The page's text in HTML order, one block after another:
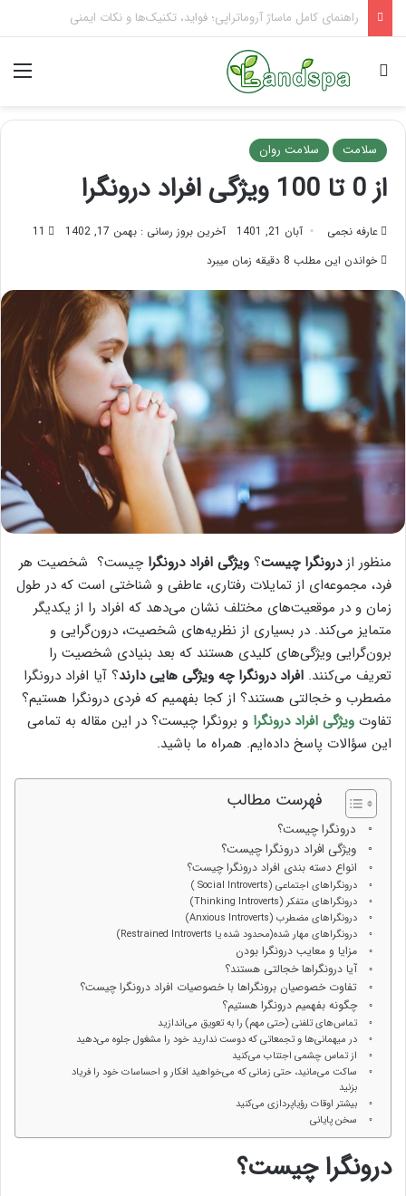
تاثیر ماساژ بر افسردگی؛ با ماساژ درمانی افسردگی را درمان کنید!
جستجو برای
سلامت سلامت روان
از 0 تا 100 ویژگی افراد درونگرا
عارفه نجمی آبان 21, 1401 آخرین بروز رسانی : بهمن 17, 1402
11
خواندن این مطلب 8 دقیقه زمان میبرد
منظور ازدرونگرا چیست؟ ویژگی افراد درونگرا چیست؟ شخصیت هر
فرد، مجموعه‌ای از تمایلات رفتاری، عاطفی و شناختی است که در طول
زمان و در موقعیت‌های مختلف نشان می‌دهد که افراد را از یکدیگر
متمایز می‌کند. در بسیاری از نظریه‌های شخصیت، درون‌گرایی و
برون‌گرایی ویژگی‌های کلیدی هستند که بعد بنیادی شخصیت را
تعریف می‌کنند. افراد درونگرا چه ویژگی هایی دارند؟ آیا افراد درونگرا
مضطرب و خجالتی هستند؟ از کجا بفهمیم که فردی درونگرا هستیم؟
تفاوت ویژگی افراد درونگرا و برونگرا چیست؟ در این مقاله به تمامی
این سؤالات پاسخ داده‌ایم. همراه ما باشید.
فهرست مطالب
درونگرا چیست؟
ویژگی افراد درونگرا چیست؟
انواع دسته بندی افراد درونگرا چیست؟
درونگراهای اجتماعی (Social Introverts )
درونگراهای متفکر (Thinking Introverts)
درونگراهای مضطرب (Anxious Introverts)
درونگراهای مهار شده(محدود شده یا Restrained Introverts)
مزایا و معایب درونگرا بودن
آیا درونگراها خجالتی هستند؟
تفاوت خصوصیان برونگراها با خصوصیات افراد درونگرا چیست؟
چگونه بفهمیم درونگرا هستیم؟
تماس‌های تلفنی (حتی مهم) را به تعویق می‌اندازید
در میهمانی‌ها و تجمعاتی که دوست ندارید خود را مشغول جلوه می‌دهید
از تماس چشمی اجتناب می‌کنید
ساکت می‌مانید، حتی زمانی که می‌خواهید افکار و احساسات خود را فریاد
بزنید
بیشتر اوقات رؤیاپردازی می‌کنید
سخن پایانی
درونگرا چیست؟